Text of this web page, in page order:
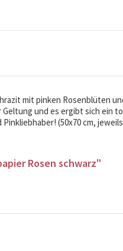
mit pinken Rosenblüten
und es ergibt sich ein
(50x70 cm,
Rosen schwarz"